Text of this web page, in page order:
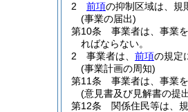
2
前項の抑制区域は、規
(事業の届出)
第10条
事業者は、事業
ればならない。
2
事業者は、 前項の規定
(事業計画の周知)
第11条
事業者は、事業
(意見書及び見解書の提
第12条
関係住民等は、